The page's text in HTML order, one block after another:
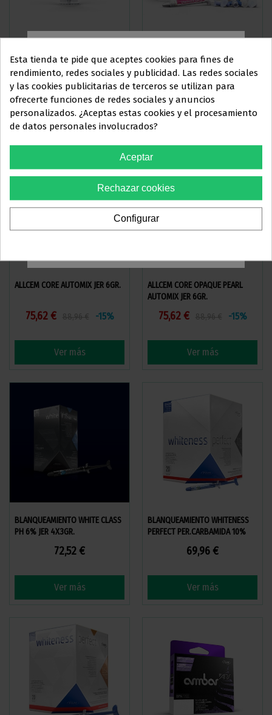
Este sitio web está dirigidoen
exclusivaa
PROFESIONALES DEL
SECTOR
ODONTOLÓGICO
Debes confirmar que eres
profesional dental
87,38 € 113,48 € -23%
Ver más
ACABADO Y PULIDO
79,48 € 105,97 €
Ver más
ALLCEM CORE AUTOMIX JER 6GR.
75,62 € -15%
Ver más
ALLCEM CORE OPAQUE PEARL
AUTOMIX JER 6GR.
75,62 € -15%
Ver más
BLANQUEAMIENTO WHITE CLASS
PH 6% JER 4X3GR.
72,52 €
Ver más
BLANQUEAMIENTO WHITENESS
PERFECT PER.CARBAMIDA 10%
69,96 €
Ver más
Esta tienda te pide que aceptes cookies para fines de
rendimiento, redes sociales y publicidad. Las redes sociales
y las cookies publicitarias de terceros se utilizan para
ofrecerte funciones de redes sociales y anuncios
personalizados. ¿Aceptas estas cookies y el procesamiento
de datos personales involucrados?
Aceptar
Rechazar cookies
Configurar